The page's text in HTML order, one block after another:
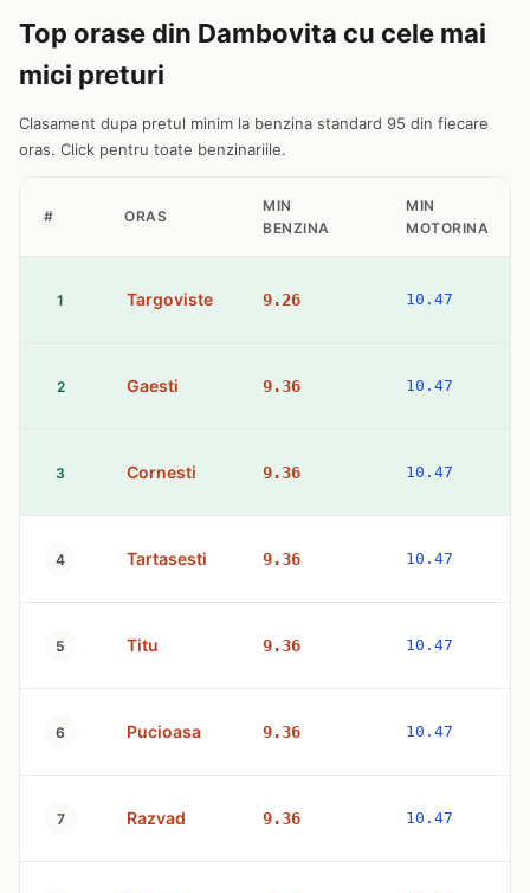
Top orase din Dambovita cu cele mai
mici preturi
Clasament dupa pretul minim la benzina standard 95 din fiecare
oras. Click pentru toate benzinariile.
# ORAS
MIN
BENZINA
MIN
MOTORINA
1 Targoviste 9.26 10.47
2 Gaesti 9.36 10.47
3 Cornesti 9.36 10.47
4 Tartasesti 9.36 10.47
5 Titu 9.36 10.47
6 Pucioasa 9.36 10.47
7 Razvad 9.36 10.47